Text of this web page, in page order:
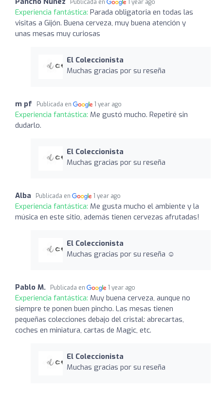
Publicada en 1 year ago
Experiencia fantástica: Parada obligatoria en todas las
visitas a Gijón. Buena cerveza, muy buena atención y
unas mesas muy curiosas
El Coleccionista
Muchas gracias por su reseña
m pf Publicada en 1 year ago
Experiencia fantástica: Me gustó mucho. Repetiré sin
dudarlo.
El Coleccionista
Muchas gracias por su reseña
Alba Publicada en 1 year ago
Experiencia fantástica: Me gusta mucho el ambiente y la
música en este sitio, además tienen cervezas afrutadas!
El Coleccionista
Muchas gracias por su reseña ☺️
Pablo M. Publicada en 1 year ago
Experiencia fantástica: Muy buena cerveza, aunque no
siempre te ponen buen pincho. Las mesas tienen
pequeñas colecciones debajo del cristal: abrecartas,
coches en miniatura, cartas de Magic, etc.
El Coleccionista
Muchas gracias por su reseña